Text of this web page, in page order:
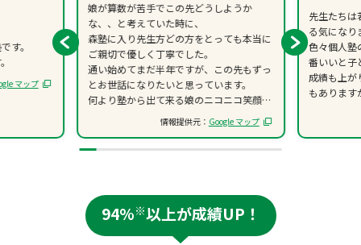
す。
マップ
娘が算数が苦手でこの先どうしようか
な、、と考えていた時に、
森塾に入り先生方どの方をとっても本当に
ご親切で優しく丁寧でした。
通い始めてまだ半年ですが、この先もずっ
とお世話になりたいと思っています。
何より塾から出て来る娘のニコニコ笑顔を
見ると毎回ホッとしています。
情報提供元： Google マップ
先生たちは
る気になり
色々個人塾
番いいと子
成績も上が
もあります
94%※以上が成績UP！